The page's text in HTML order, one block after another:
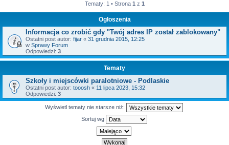
Tematy: 1 • Strona 1 z 1
Ogłoszenia
Informacja co zrobić gdy "Twój adres IP został zablokowany"
Ostatni post autor: fijar « 31 grudnia 2015, 12:25
w Sprawy Forum
Odpowiedzi: 3
Tematy
Szkoły i miejscówki paralotniowe - Podlaskie
Ostatni post autor: tooosh « 11 lipca 2023, 15:32
Odpowiedzi: 3
Wyświetl tematy nie starsze niż:
Sortuj wg